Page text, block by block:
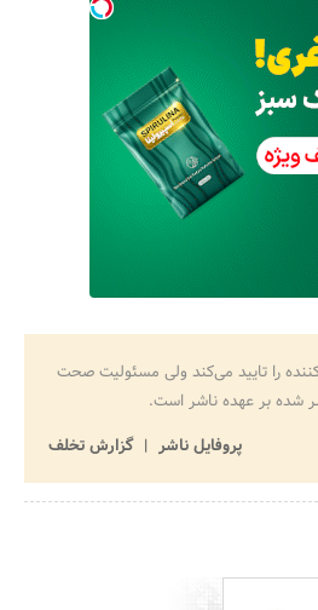
را تایید می‌کند ولی مسئولیت صحت
شده بر عهده ناشر است.
پروفایل ناشر
گزارش تخلف